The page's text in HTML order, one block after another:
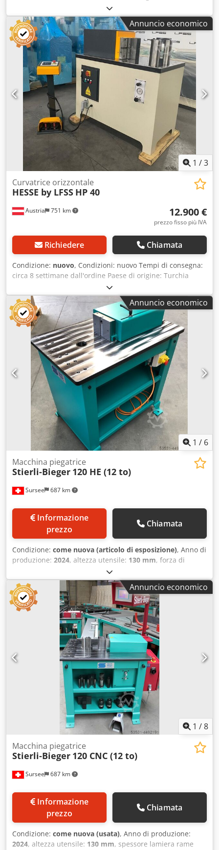
Prezzo: 7.300 € Canone di leasing: 140,89 € Csdpfeynmzcox
Abpjha Forza di pressatura: 10 tonnellate Corsa: 185 mm
Capacità massima di piegatura – acciaio da costruzione:
150 x 8 mm Piano di lavoro: 450 x 900 mm Altezza del
perno di fissaggio: 150 mm Diametro del perno: 60 mm
Velocità di lavoro: 10 mm/s Velocità di ritorno: 10 mm/s
Motore: 1,1 kW Altezza di lavoro: 915 mm Lunghezza: 900
mm Larghezza: 450 mm Altezza: 1130 mm Peso: 250 kg
Regolazione della corsa con display digitale Modalità di
funzionamento manuale e automatica Perno di fissaggio e
utensili temprati e rettificati Utensile per la piegatura
Pedale OPZIONI: Utensili per il taglio, la punzonatura o la
piegatura di tubi disponibili su richiesta.
Annuncio economico
1 /3
Austria 751 km
Curvatrice orizzontale
HESSE by LFSS HP 40
12.900 €
prezzo fisso più IVA
Richiedere Chiamata
Condizione: nuovo, Condizioni: nuovo Tempi di consegna:
circa 8 settimane dall'ordine Paese di origine: Turchia
Prezzo: 12.900 € Cedpewiq N Iefx Abpeha Canone di
leasing: 247,68 € Forza di pressatura: 40 tonnellate Corsa:
285 mm Capacità di piegatura massima – acciaio da
costruzione: 200 x 24 mm Piano di lavoro: 660 x 1250 mm
Altezza del perno di bloccaggio: 250 mm Diametro del
perno: 80 mm Velocità di lavoro: 10 mm/s Velocità di
ritorno: 10 mm/s Motore: 4 kW Altezza di lavoro: 930 mm
Lunghezza: 1250 mm Larghezza: 650 mm Altezza: 1250 mm
Peso: 1100 kg Regolazione della corsa con indicatore
digitale Modalità di funzionamento manuale e automatica
Perno di bloccaggio e utensili temprati e rettificati Utensile
di piegatura Pedale OPZIONI: Utensili per taglio,
punzonatura o piegatura di tubi disponibili su richiesta.
Annuncio economico
1 / 6
Sursee 687 km
Macchina piegatrice
Stierli-Bieger 120 HE (12 to)
prezzo
Chiamata
Condizione: come nuova (articolo di esposizione), Anno di
produzione: 2024, altezza utensile: 130 mm, forza di
, forza di piegatura (max):
Bieger 120HE, pressa orizzontale Pressa piegatrice
orizzontale, controllo manuale con regolazione fine
dell'angolo. Molto versatile, adatta alla piegatura di acciaio
piatto, lamiere, barre tonde, profili, tubi quadrati o
rotondi. Possibilità di utilizzare stampi e di fissare
facilmente utensili personalizzati o speciali, + funzione di
raddrizzatura come pressa per raddrizzatura. Forza di
piegatura: 12 tonnellate Altezza utensile: 130 mm Chjdeflc
R Dspfx Abpsa Corsa: 0-170 mm, regolabile in modo
continuo Capacità di piegatura: 130x12 mm, acciaio S235
Capacità di raddrizzatura: per operazioni di raddrizzatura
leggere Piegatura tubi: 3/8"-11/2" Macchina dimostrativa,
anno di fabbricazione 2022, inclusi pedale a mano e
pedale a piede Macchina in condizioni pari al nuovo.
Annuncio economico
1 /8
Sursee 687 km
Macchina piegatrice
Stierli-Bieger 120 CNC (12 to)
prezzo
Chiamata
Condizione: come nuova (usata), Anno di produzione:
2024, altezza utensile: 130 mm, spessore lamiera rame